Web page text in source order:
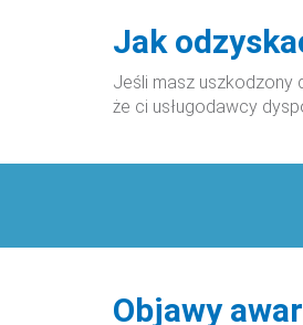
Jak
Jeśli masz uszkodzony
że ci usługodawcy
Objawy